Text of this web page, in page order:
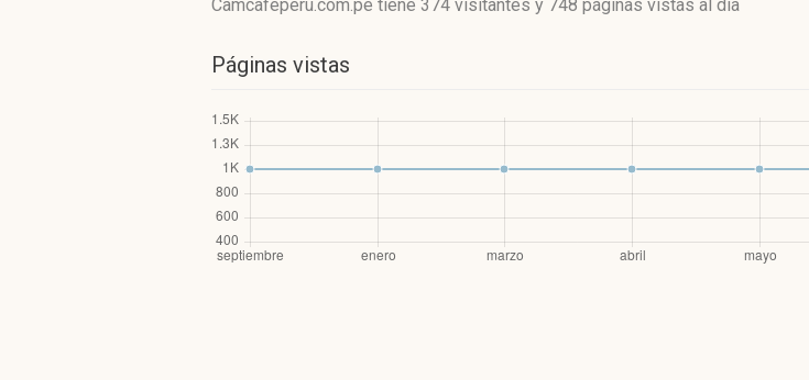
Camcafeperu.com.pe tiene 374 visitantes y 748 páginas vistas al día
Páginas vistas